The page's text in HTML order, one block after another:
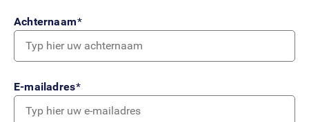
Achternaam
E-mailadres